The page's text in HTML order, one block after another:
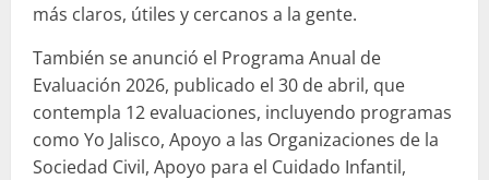
más claros, útiles y cercanos a la gente.
También se anunció el Programa Anual de
Evaluación 2026, publicado el 30 de abril, que
contempla 12 evaluaciones, incluyendo programas
como Yo Jalisco, Apoyo a las Organizaciones de la
Sociedad Civil, Apoyo para el Cuidado Infantil,